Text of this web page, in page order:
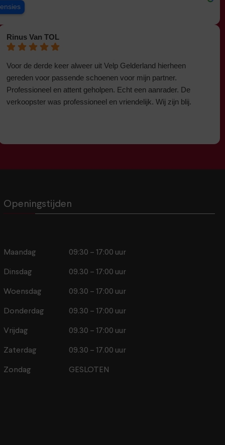
Rinus Van TOL
Voor de derde keer alweer uit Velp Gelderland hierheen
gereden voor passende schoenen voor mijn partner.
Professioneel en attent geholpen. Echt een aanrader. De
verkoopster was professioneel en vriendelijk. Wij zijn blij.
Openingstijden
Maandag 09:30 – 17:00 uur
Dinsdag 09.30 – 17:00 uur
Woensdag 09.30 – 17:00 uur
Donderdag 09.30 – 17:00 uur
Vrijdag 09.30 – 17:00 uur
Zaterdag 09.30 – 17.00 uur
Zondag GESLOTEN